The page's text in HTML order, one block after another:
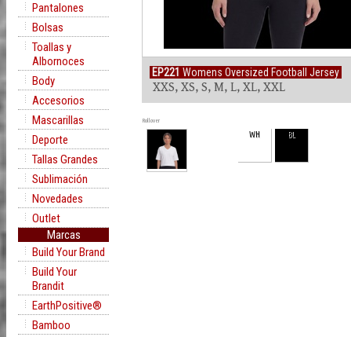
Pantalones
Bolsas
Toallas y
Albornoces
Body
Accesorios
Mascarillas
Deporte
Tallas Grandes
Sublimación
Novedades
Outlet
Marcas
Build Your Brand
Build Your
Brandit
EarthPositive®
Bamboo
EP221 Womens Oversized Football Jersey
XXS, XS, S, M, L, XL, XXL
Rollover
WH BL